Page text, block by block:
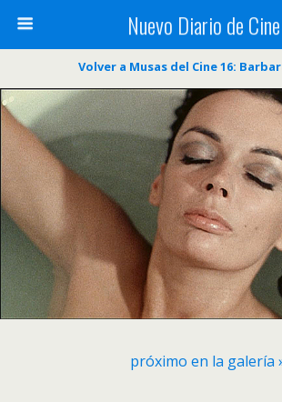
Nuevo Diario de Cine
Volver a Musas del Cine 16:
próximo en la galería